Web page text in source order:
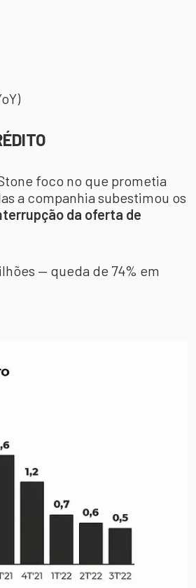
foco no que prometia
a companhia subestimou os
da oferta de
— queda de 74% em